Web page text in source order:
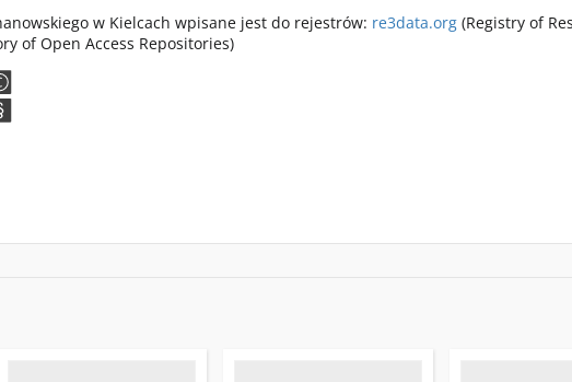
w Kielcach wpisane jest do rejestrów: re3data.org (Registry of
of Open Access Repositories)